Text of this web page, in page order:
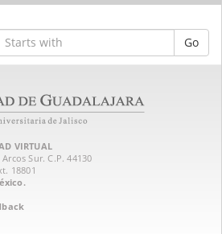
Go
VIRTUAL
Sur. C.P. 44130
(33) 3268 8888‏ ext. 18801